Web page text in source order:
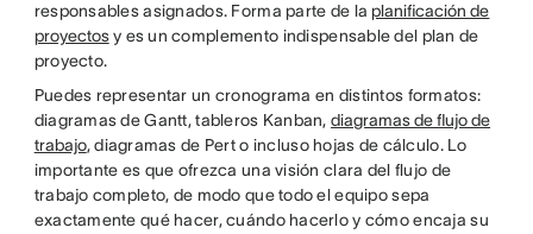
responsables asignados. Forma parte de la planificación de
proyectosy es un complemento indispensable del plan de
proyecto.
Puedes representar un cronograma en distintos formatos:
diagramas de Gantt, tableros Kanban,diagramas de flujo de
trabajo, diagramas de Pert o incluso hojas de cálculo. Lo
importante es que ofrezca una visión clara del flujo de
trabajo completo, de modo que todo el equipo sepa
exactamente qué hacer, cuándo hacerlo y cómo encaja su